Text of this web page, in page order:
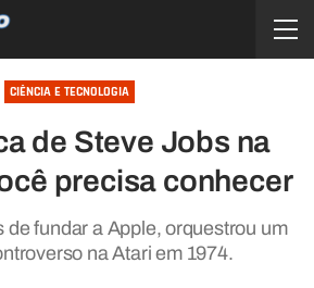
CIÊNCIA E TECNOLOGIA
de Steve Jobs na
precisa conhecer
de fundar a Apple, orquestrou um
na Atari em 1974.